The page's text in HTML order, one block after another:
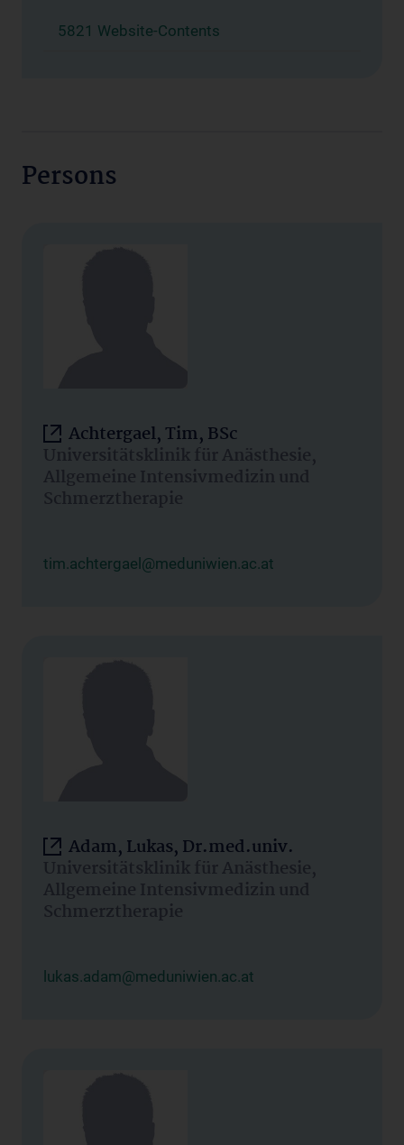
5821 Website-Contents
Persons
Achtergael, Tim, BSc
Universitätsklinik für Anästhesie,
Allgemeine Intensivmedizin und
Schmerztherapie
tim.achtergael@meduniwien.ac.at
Adam, Lukas, Dr.med.univ.
Universitätsklinik für Anästhesie,
Allgemeine Intensivmedizin und
Schmerztherapie
lukas.adam@meduniwien.ac.at